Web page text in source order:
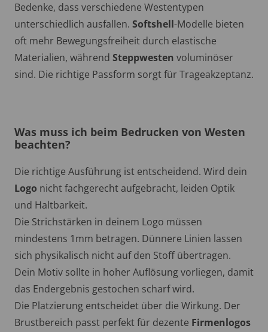
Bedenke, dass verschiedene Westentypen
unterschiedlich ausfallen. Softshell-Modelle bieten
oft mehr Bewegungsfreiheit durch elastische
Materialien, während Steppwesten voluminöser
sind. Die richtige Passform sorgt für Trageakzeptanz.
Was muss ich beim Bedrucken von Westen
beachten?
Die richtige Ausführung ist entscheidend. Wird dein
Logo nicht fachgerecht aufgebracht, leiden Optik
und Haltbarkeit.
Die Strichstärken in deinem Logo müssen
mindestens 1mm betragen. Dünnere Linien lassen
sich physikalisch nicht auf den Stoff übertragen.
Dein Motiv sollte in hoher Auflösung vorliegen, damit
das Endergebnis gestochen scharf wird.
Die Platzierung entscheidet über die Wirkung. Der
Brustbereich passt perfekt für dezente Firmenlogos